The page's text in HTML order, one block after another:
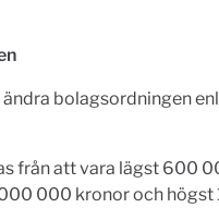
bolagsordningen
från att vara lägst 600
000 kronor och högst